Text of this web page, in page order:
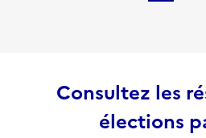
Consultez les
élections